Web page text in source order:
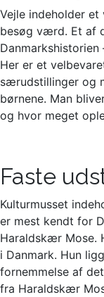
Vejle indeholder
besøg værd. Et af
Her er et
særudstillinger og
børnene. Man
og hvor meget
Faste
Kulturmusset
er mest kendt for
Haraldskær Mose.
i Danmark. Hun
fornemmelse af
fra Haraldskær